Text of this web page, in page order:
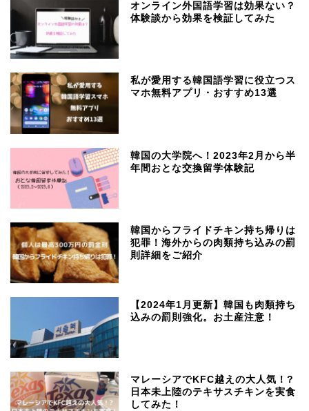
オンライン外国語学習は効果ない？
体験談から効果を検証してみた
私が愛用する韓国語学習に役立つス
マホ無料アプリ・おすすめ13選
韓国の大学院へ！2023年2月から半
年間おとな交換留学体験記
韓国からフライドチキン持ち帰りは
犯罪！海外からの肉類持ち込みの罰
則詳細をご紹介
【2024年1月更新】韓国も肉類持ち
込みの罰則強化。お土産注意！
マレーシアでKFC越えの大人気！?
日本未上陸のテキサスチキンを実食
してみた！